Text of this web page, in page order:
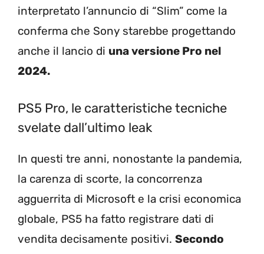
interpretato l’annuncio di “Slim” come la
conferma che Sony starebbe progettando
anche il lancio di una versione Pro nel
2024.
PS5 Pro, le caratteristiche tecniche
svelate dall’ultimo leak
In questi tre anni, nonostante la pandemia,
la carenza di scorte, la concorrenza
agguerrita di Microsoft e la crisi economica
globale, PS5 ha fatto registrare dati di
vendita decisamente positivi. Secondo